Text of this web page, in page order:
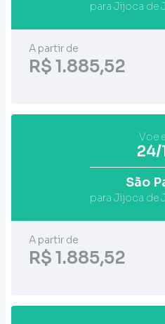
para Jijoca de
A partir de
R$ 1.885,52
Voe
24/
São
para Jijoca de
A partir de
R$ 1.885,52